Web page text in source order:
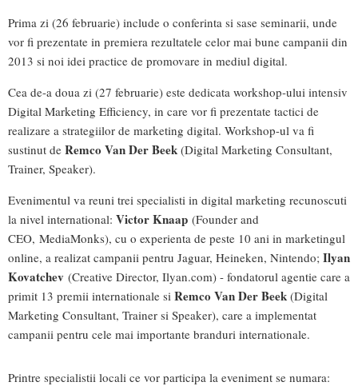
Prima zi (26 februarie) include o conferinta si sase seminarii, unde
vor fi prezentate in premiera rezultatele celor mai bune campanii din
2013 si noi idei practice de promovare in mediul digital.
Cea de-a doua zi (27 februarie) este dedicata workshop-ului intensiv
Digital Marketing Efficiency, in care vor fi prezentate tactici de
realizare a strategiilor de marketing digital. Workshop-ul va fi
sustinut de Remco Van Der Beek (Digital Marketing Consultant,
Trainer, Speaker).
Evenimentul va reuni trei specialisti in digital marketing recunoscuti
la nivel international: Victor Knaap (Founder and
CEO, MediaMonks), cu o experienta de peste 10 ani in marketingul
online, a realizat campanii pentru Jaguar, Heineken, Nintendo; Ilyan
Kovatchev (Creative Director, Ilyan.com) - fondatorul agentie care a
primit 13 premii internationale si Remco Van Der Beek (Digital
Marketing Consultant, Trainer si Speaker), care a implementat
campanii pentru cele mai importante branduri internationale.
Printre specialistii locali ce vor participa la eveniment se numara: